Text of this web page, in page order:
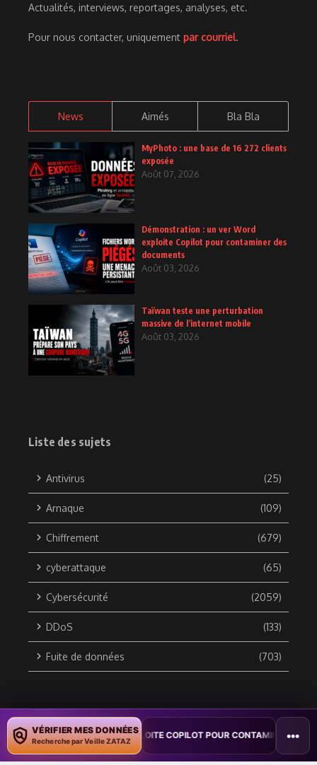
Actualités, interviews, reportages, analyses, etc.
Pour nous contacter, uniquement par courriel.
News Aimés Bla Bla
MyPhoto : une base de 16 272 clients
exposée
Août 07, 2026
Démonstration : un ver Word
exploite Copilot pour contaminer des
documents
Août 03, 2026
Taïwan teste une perturbation
massive de l’internet mobile
Août 03, 2026
Liste des sujets
Antivirus (25)
Arnaque (109)
Chiffrement (679)
cyberattaque (65)
Cybersécurité (2059)
DDoS (133)
Fuite de données (703)
Copyright © 2010 / 2026 DATA SECURITY BREACH - Groupe
ZATAZ Média
VÉRIFIER MES DONNÉES
Recherche par Veille ZATAZ
: UN VER WORD EXPLOITE COPILOT POUR CONTAMINER DES •••